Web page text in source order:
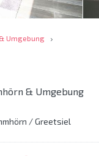
Umgebung
& Umgebung
/ Greetsiel